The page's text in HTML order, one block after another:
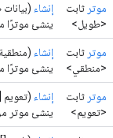
موتر ثابت
<طويل>
إنشاء
ينشئ موترًا من
موتر ثابت
<منطقي>
إنشاء
ينشئ موترًا
موتر ثابت
<تعويم>
إنشاء (تعويم
ينشئ موتر من